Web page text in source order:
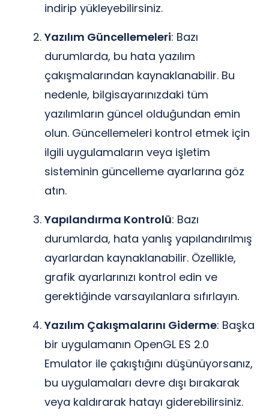
indirip yükleyebilirsiniz.
Yazılım Güncellemeleri: Bazı
durumlarda, bu hata yazılım
çakışmalarından kaynaklanabilir. Bu
nedenle, bilgisayarınızdaki tüm
yazılımların güncel olduğundan emin
olun. Güncellemeleri kontrol etmek için
ilgili uygulamaların veya işletim
sisteminin güncelleme ayarlarına göz
atın.
Yapılandırma Kontrolü: Bazı
durumlarda, hata yanlış yapılandırılmış
ayarlardan kaynaklanabilir. Özellikle,
grafik ayarlarınızı kontrol edin ve
gerektiğinde varsayılanlara sıfırlayın.
Yazılım Çakışmalarını Giderme: Başka
bir uygulamanın OpenGL ES 2.0
Emulator ile çakıştığını düşünüyorsanız,
bu uygulamaları devre dışı bırakarak
veya kaldırarak hatayı giderebilirsiniz.